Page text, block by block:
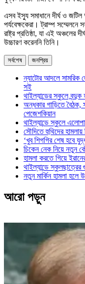
এসব ইস্যু সমাধানে দীর্ঘ ও
পর্যবেক্ষকেরা। ট্রাম্প
রাষ্ট্র প্রতিষ্ঠা, যা এই অঞ্চলের
উচ্চারণ করেননি তিনি।
সর্বশেষ জনপ্রিয়
ন্যাটোর আদলে
সই
থাইল্যান্ডের স্কুলে
অন্ধকার গাড়িতে বৈঠক,
পেজেশকিয়ান
থাইল্যান্ডে স্কুলে
সৌদিতে হুথিদের
‘খুব শিগগির শেষ হবে
চিকেন নেক নিয়ে নতুন
হামলা করতে গিয়ে
থাইল্যান্ডে
নতুন মার্কিন হামলা হলে
আরো পড়ুন